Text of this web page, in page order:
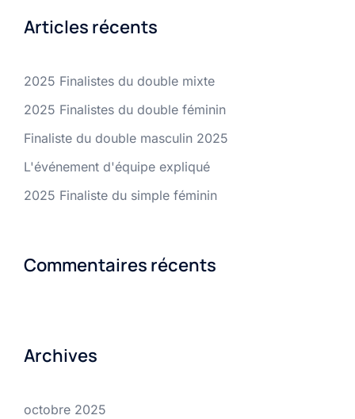
Articles récents
2025 Finalistes du double mixte
2025 Finalistes du double féminin
Finaliste du double masculin 2025
L'événement d'équipe expliqué
2025 Finaliste du simple féminin
Commentaires récents
Archives
octobre 2025